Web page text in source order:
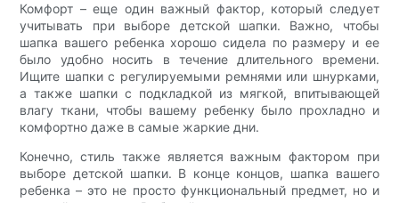
Комфорт – еще один важный фактор, который следует
учитывать при выборе детской шапки. Важно, чтобы
шапка вашего ребенка хорошо сидела по размеру и ее
было удобно носить в течение длительного времени.
Ищите шапки с регулируемыми ремнями или шнурками,
а также шапки с подкладкой из мягкой, впитывающей
влагу ткани, чтобы вашему ребенку было прохладно и
комфортно даже в самые жаркие дни.
Конечно, стиль также является важным фактором при
выборе детской шапки. В конце концов, шапка вашего
ребенка – это не просто функциональный предмет, но и